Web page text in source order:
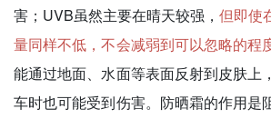
害；UVB虽然主要在晴天较强， 但即使
量同样不低，不会减弱到可以忽略的程度
能通过地面、水面等表面反射到皮肤上
车时也可能受到伤害。防晒霜的作用是